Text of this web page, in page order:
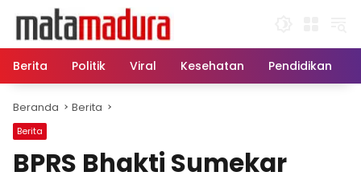
konten
Berita
Politik Viral Kesehatan Pendidikan
Beranda Berita
Berita
BPRS Bhakti Sumekar